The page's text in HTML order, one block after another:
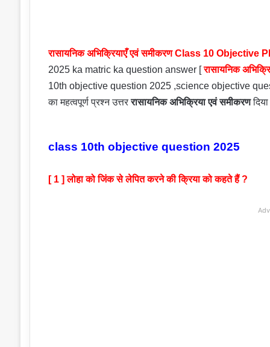
रासायनिक अभिक्रियाएँ एवं समीकरण Class 10 Objective
2025 ka matric ka question answer [रासायनिक
10th objective question 2025 ,science objective
का महत्वपूर्ण प्रश्न उत्तररासायनिक अभिक्रिया एवं समीकरण
class 10th objective question 2025
[ 1 ] लोहा को जिंक से लेपित करने की क्रिया को कहते हैं ?